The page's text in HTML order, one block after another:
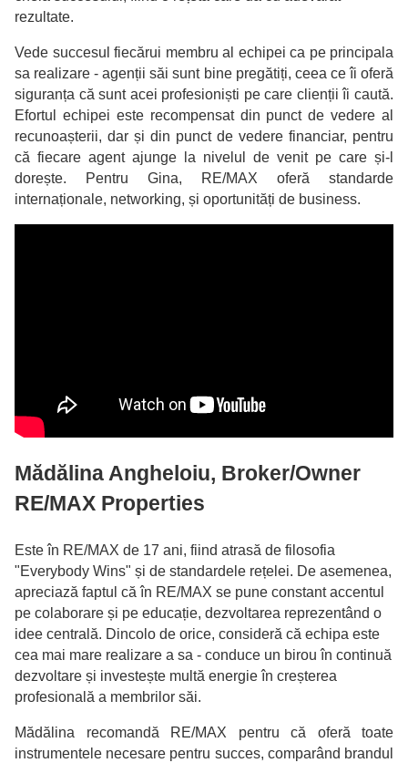
rezultate.
Vede succesul fiecărui membru al echipei ca pe principala
sa realizare - agenții săi sunt bine pregătiți, ceea ce îi oferă
siguranța că sunt acei profesioniști pe care clienții îi caută.
Efortul echipei este recompensat din punct de vedere al
recunoașterii, dar și din punct de vedere financiar, pentru
că fiecare agent ajunge la nivelul de venit pe care și-l
dorește. Pentru Gina, RE/MAX oferă standarde
internaționale, networking, și oportunități de business.
Mădălina Angheloiu, Broker/Owner
RE/MAX Properties
Este în RE/MAX de 17 ani, fiind atrasă de filosofia
"Everybody Wins" și de standardele rețelei. De asemenea,
apreciază faptul că în RE/MAX se pune constant accentul
pe colaborare și pe educație, dezvoltarea reprezentând o
idee centrală. Dincolo de orice, consideră că echipa este
cea mai mare realizare a sa - conduce un birou în continuă
dezvoltare și investește multă energie în creșterea
profesională a membrilor săi.
Mădălina recomandă RE/MAX pentru că oferă toate
instrumentele necesare pentru succes, comparând brandul